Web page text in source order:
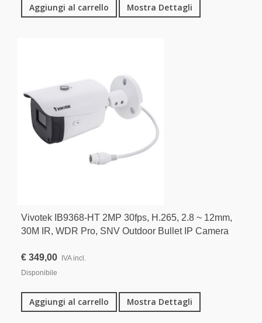
Aggiungi al carrello Mostra Dettagli
Vivotek IB9368-HT 2MP 30fps, H.265, 2.8 ~ 12mm,
30M IR, WDR Pro, SNV Outdoor Bullet IP Camera
€ 349,00 IVA incl.
Disponibile
Aggiungi al carrello Mostra Dettagli